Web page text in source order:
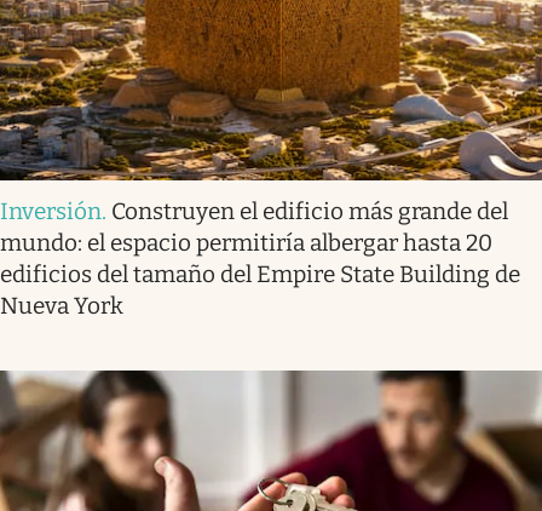
Inversión. Construyen el edificio más grande del
mundo: el espacio permitiría albergar hasta 20
edificios del tamaño del Empire State Building de
Nueva York